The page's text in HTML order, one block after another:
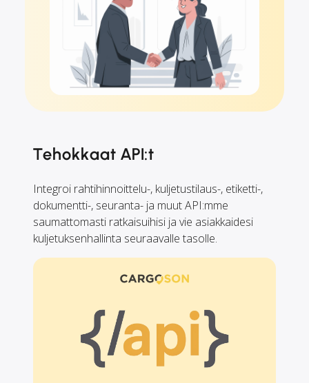
Tehokkaat API:t
Integroi rahtihinnoittelu-, kuljetustilaus-, etiketti-,
dokumentti-, seuranta- ja muut API:mme
saumattomasti ratkaisuihisi ja vie asiakkaidesi
kuljetuksenhallinta seuraavalle tasolle.